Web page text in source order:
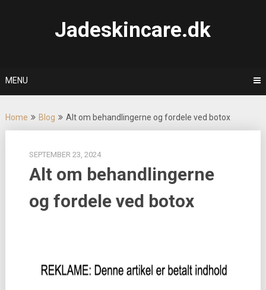
Jadeskincare.dk
MENU
Home Blog Alt om behandlingerne og fordele ved botox
SEPTEMBER 23, 2024
Alt om behandlingerne
og fordele ved botox